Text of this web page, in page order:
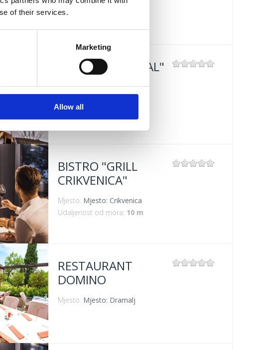
of their services.
Marketing
Allow all
Udaljenost od mora:
RESTORAN "FERAL"
Mjesto:Mjesto: Jadranovo
5 m
BISTRO "GRILL
CRIKVENICA"
Mjesto: Mjesto: Crikvenica
Udaljenost od mora: 10 m
RESTAURANT
DOMINO
Mjesto: Mjesto: Dramalj